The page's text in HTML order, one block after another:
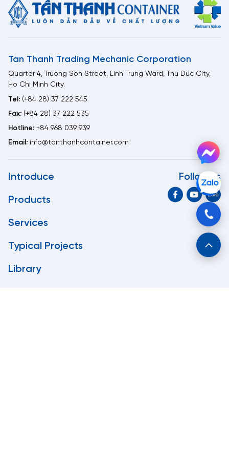
Tan Thanh Trading Mechanic Corporation
Quarter 4, Truong Son Street, Linh Trung Ward, Thu Duc City,
Ho Chi Minh City.
Tel: (+84 28) 37 222 545
Fax: (+84 28) 37 222 535
Hotline: +84 968 039 939
Email: info@tanthanhcontainer.com
Introduce
Products
Services
Typical Projects
Library
Follow us